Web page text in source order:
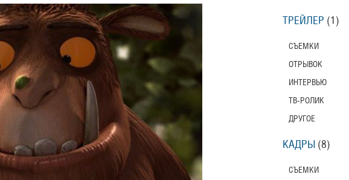
ТРЕЙЛЕР (1)
СЪЕМКИ
ОТРЫВОК
ИНТЕРВЬЮ
ТВ-РОЛИК
ДРУГОЕ
КАДРЫ (8)
СЪЕМКИ